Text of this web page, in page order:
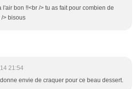
l'air bon !!<br /> tu as fait pour combien de
/> bisous
21:54
envie de craquer pour ce beau dessert.